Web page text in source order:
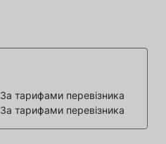
За тарифами перевізника
За тарифами перевізника